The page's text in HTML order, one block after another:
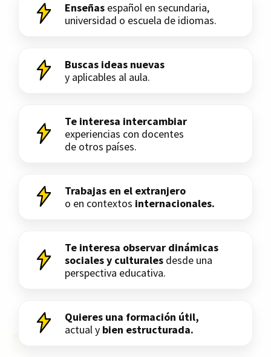
Enseñas español en secundaria,
universidad o escuela de idiomas.
Buscas ideas nuevas
y aplicables al aula.
Te interesa intercambiar
experiencias con docentes
de otros países.
Trabajas en el extranjero
o en contextos internacionales.
Te interesa observar dinámicas
sociales y culturales desde una
perspectiva educativa.
Quieres una formación útil,
actual y bien estructurada.